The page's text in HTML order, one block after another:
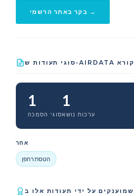
בקר באתר הרשמי →
סוגי תעודות ש-AIRDATA קורא
1
סוגי הסמכה
1
ערכות נושא
אחר
הטסת רחפן